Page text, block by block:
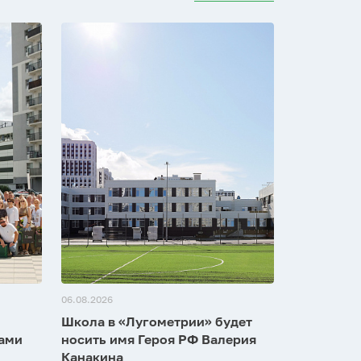
06.08.2026
Школа в «Лугометрии» будет
носить имя Героя РФ Валерия
Канакина